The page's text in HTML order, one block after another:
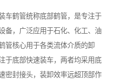
车鹤管统称底部鹤管，是专注于
备，广泛应用于石化、化工、油
管核心用于各类流体介质的卸
于底部快速装车，两者均采用底
密封接头，装卸效率远超顶部作